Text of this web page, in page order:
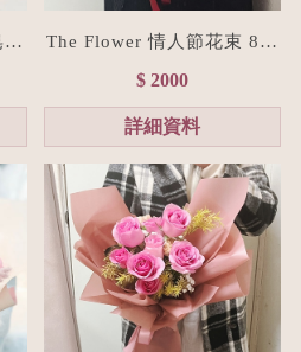
The Flower 情人節花束 8朵
經典紅玫瑰花束(台北花店/
花禮訂製)
$ 2000
詳細資料